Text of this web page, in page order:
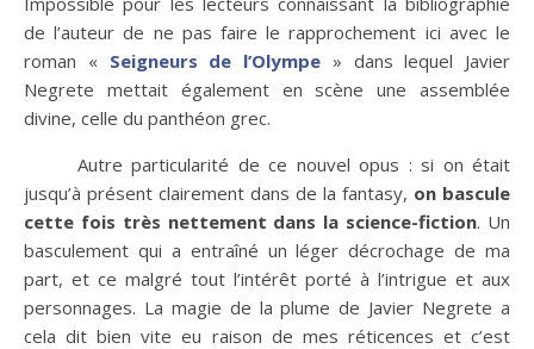
de l’auteur de ne pas faire le rapprochement ici avec le
roman « Seigneurs de l’Olympe » dans lequel Javier
Negrete mettait également en scène une assemblée
divine, celle du panthéon grec.
Autre particularité de ce nouvel opus : si on était
jusqu’à présent clairement dans de la fantasy, on bascule
cette fois très nettement dans la science-fiction. Un
basculement qui a entraîné un léger décrochage de ma
part, et ce malgré tout l’intérêt porté à l’intrigue et aux
personnages. La magie de la plume de Javier Negrete a
cela dit bien vite eu raison de mes réticences et c’est